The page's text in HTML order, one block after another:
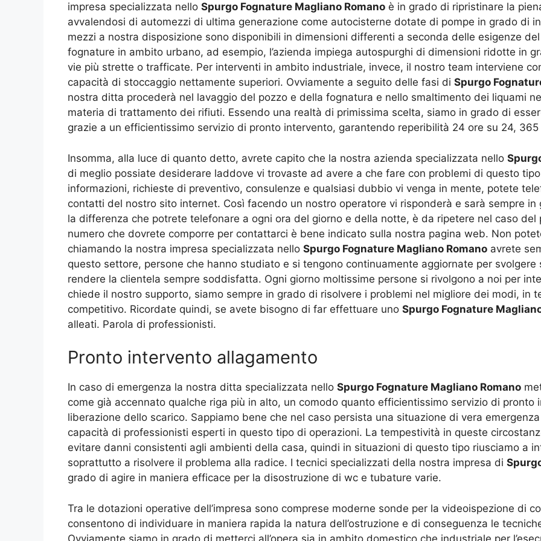
impresa specializzata nello Spurgo Fognature Magliano Romano è in grado di ripristinare la
avvalendosi di automezzi di ultima generazione come autocisterne dotate di pompe in grado di
mezzi a nostra disposizione sono disponibili in dimensioni differenti a seconda delle esigenze
fognature in ambito urbano, ad esempio, l’azienda impiega autospurghi di dimensioni ridotte in
vie più strette o trafficate. Per interventi in ambito industriale, invece, il nostro team interviene
capacità di stoccaggio nettamente superiori. Ovviamente a seguito delle fasi di Spurgo
nostra ditta procederà nel lavaggio del pozzo e della fognatura e nello smaltimento dei liquami
materia di trattamento dei rifiuti. Essendo una realtà di primissima scelta, siamo in grado di
grazie a un efficientissimo servizio di pronto intervento, garantendo reperibilità 24 ore su 24, 365
Insomma, alla luce di quanto detto, avrete capito che la nostra azienda specializzata nello
di meglio possiate desiderare laddove vi trovaste ad avere a che fare con problemi di questo
informazioni, richieste di preventivo, consulenze e qualsiasi dubbio vi venga in mente, potete
contatti del nostro sito internet. Così facendo un nostro operatore vi risponderà e sarà sempre
la differenza che potrete telefonare a ogni ora del giorno e della notte, è da ripetere nel caso
numero che dovrete comporre per contattarci è bene indicato sulla nostra pagina web. Non
chiamando la nostra impresa specializzata nello Spurgo Fognature Magliano Romano avrete
questo settore, persone che hanno studiato e si tengono continuamente aggiornate per
rendere la clientela sempre soddisfatta. Ogni giorno moltissime persone si rivolgono a noi per
chiede il nostro supporto, siamo sempre in grado di risolvere i problemi nel migliore dei modi, in
competitivo. Ricordate quindi, se avete bisogno di far effettuare uno Spurgo Fognature
alleati. Parola di professionisti.
Pronto intervento allagamento
In caso di emergenza la nostra ditta specializzata nello Spurgo Fognature Magliano Romano
come già accennato qualche riga più in alto, un comodo quanto efficientissimo servizio di
liberazione dello scarico. Sappiamo bene che nel caso persista una situazione di vera
capacità di professionisti esperti in questo tipo di operazioni. La tempestività in queste
evitare danni consistenti agli ambienti della casa, quindi in situazioni di questo tipo riusciamo a
soprattutto a risolvere il problema alla radice. I tecnici specializzati della nostra impresa di
grado di agire in maniera efficace per la disostruzione di wc e tubature varie.
Tra le dotazioni operative dell’impresa sono comprese moderne sonde per la videoispezione di
consentono di individuare in maniera rapida la natura dell’ostruzione e di conseguenza le
Ovviamente siamo in grado di metterci all’opera sia in ambito domestico che industriale per